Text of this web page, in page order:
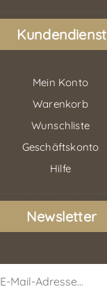
Kundendienst
Mein Konto
Warenkorb
Wunschliste
Geschäftskonto
Hilfe
Newsletter